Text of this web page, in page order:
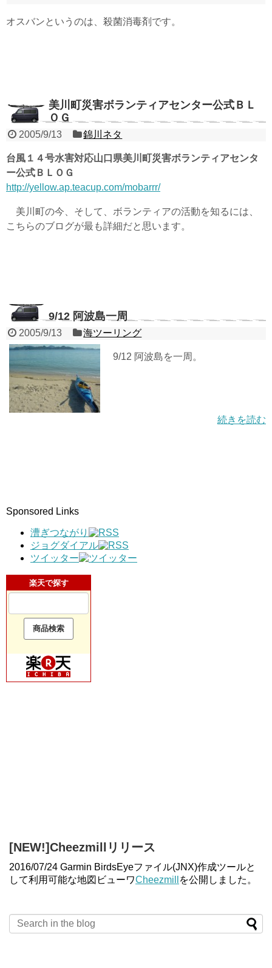
オスバンというのは、殺菌消毒剤です。
美川町災害ボランティアセンター公式ＢＬ
ＯＧ
2005/9/13 錦川ネタ
台風１４号水害対応山口県美川町災害ボランティアセンタ
ー公式ＢＬＯＧ
http://yellow.ap.teacup.com/mobarrr/
美川町の今、そして、ボランティアの活動を知るには、
こちらのブログが最も詳細だと思います。
9/12 阿波島一周
2005/9/13 海ツーリング
9/12 阿波島を一周。
続きを読む
Sponsored Links
漕ぎつながり
ジョグダイアル
ツイッター
楽天で探す
[NEW!]Cheezmillリリース
2016/07/24 Garmin BirdsEyeファイル(JNX)作成ツールと
して利用可能な地図ビューワCheezmill を公開しました。